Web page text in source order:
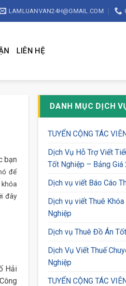
LAMLUANVAN24H@GMAIL.COM
LIÊN HỆ
bạn
để
đây
Hải
DANH MỤC DỊCH
TUYỂN CỘNG TÁC
Dịch Vụ Hỗ Trợ Viết
Tốt Nghiệp – Bảng Giá
Dịch vụ viết Báo Cáo
Dịch vụ viết Thuê
Nghiệp
Dịch vụ Thuê Đồ Án
Dịch Vụ Viết Thuế
Nghiệp
TUYỂN CỘNG TÁC